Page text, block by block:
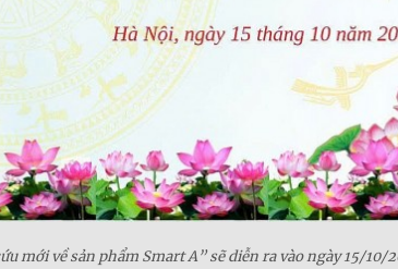
mới về sản phẩm Smart A” sẽ diễn ra vào ngày 15/10/